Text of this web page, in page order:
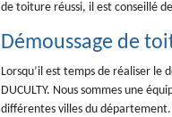
de toiture réussi, il est conseillé de
Démoussage de
Lorsqu’il est temps de réaliser le
DUCULTY. Nous sommes une
différentes villes du département.